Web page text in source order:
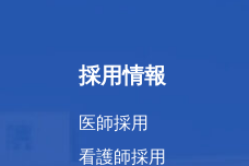
採用情報
医師採用
看護師採用